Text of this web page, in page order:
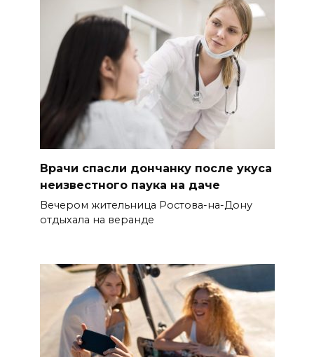
Врачи спасли дончанку после укуса
неизвестного паука на даче
Вечером жительница Ростова-на-Дону
отдыхала на веранде